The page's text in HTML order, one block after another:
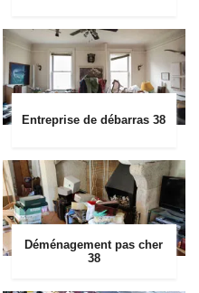
Entreprise de débarras 38
Déménagement pas cher
38